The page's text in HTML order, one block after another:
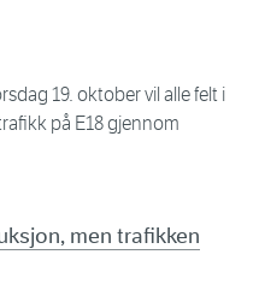
19. oktober vil alle felt i
på E18 gjennom
men trafikken